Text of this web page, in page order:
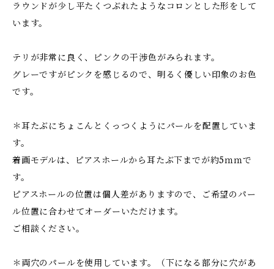
ラウンドが少し平たくつぶれたようなコロンとした形をして
います。
テリが非常に良く、ピンクの干渉色がみられます。
グレーですがピンクを感じるので、明るく優しい印象のお色
です。
＊耳たぶにちょこんとくっつくようにパールを配置していま
す。
着画モデルは、ピアスホールから耳たぶ下までが約5ｍｍで
す。
ピアスホールの位置は個人差がありますので、ご希望のパー
ル位置に合わせてオーダーいただけます。
ご相談ください。
＊両穴のパールを使用しています。（下になる部分に穴があ